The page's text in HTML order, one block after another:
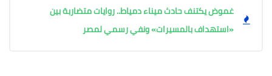
غموض يكتنف حادث ميناء دمياط.. روايات متضاربة بين
«استهداف بالمسيرات» ونفي رسمي لمصر